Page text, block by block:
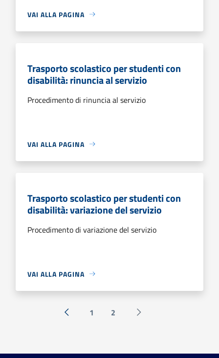
VAI ALLA PAGINA
Trasporto scolastico per studenti con
disabilità: rinuncia al servizio
Procedimento di rinuncia al servizio
VAI ALLA PAGINA
Trasporto scolastico per studenti con
disabilità: variazione del servizio
Procedimento di variazione del servizio
VAI ALLA PAGINA
« Precedente
1 2 Successiva »